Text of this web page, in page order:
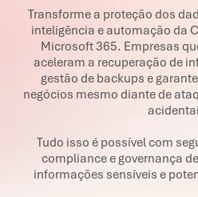
Transforme a proteção dos
inteligência e automação da
Microsoft 365. Empresas
aceleram a recuperação de
gestão de backups e
negócios mesmo diante de
Tudo isso é possível com
compliance e governança
informações sensíveis e